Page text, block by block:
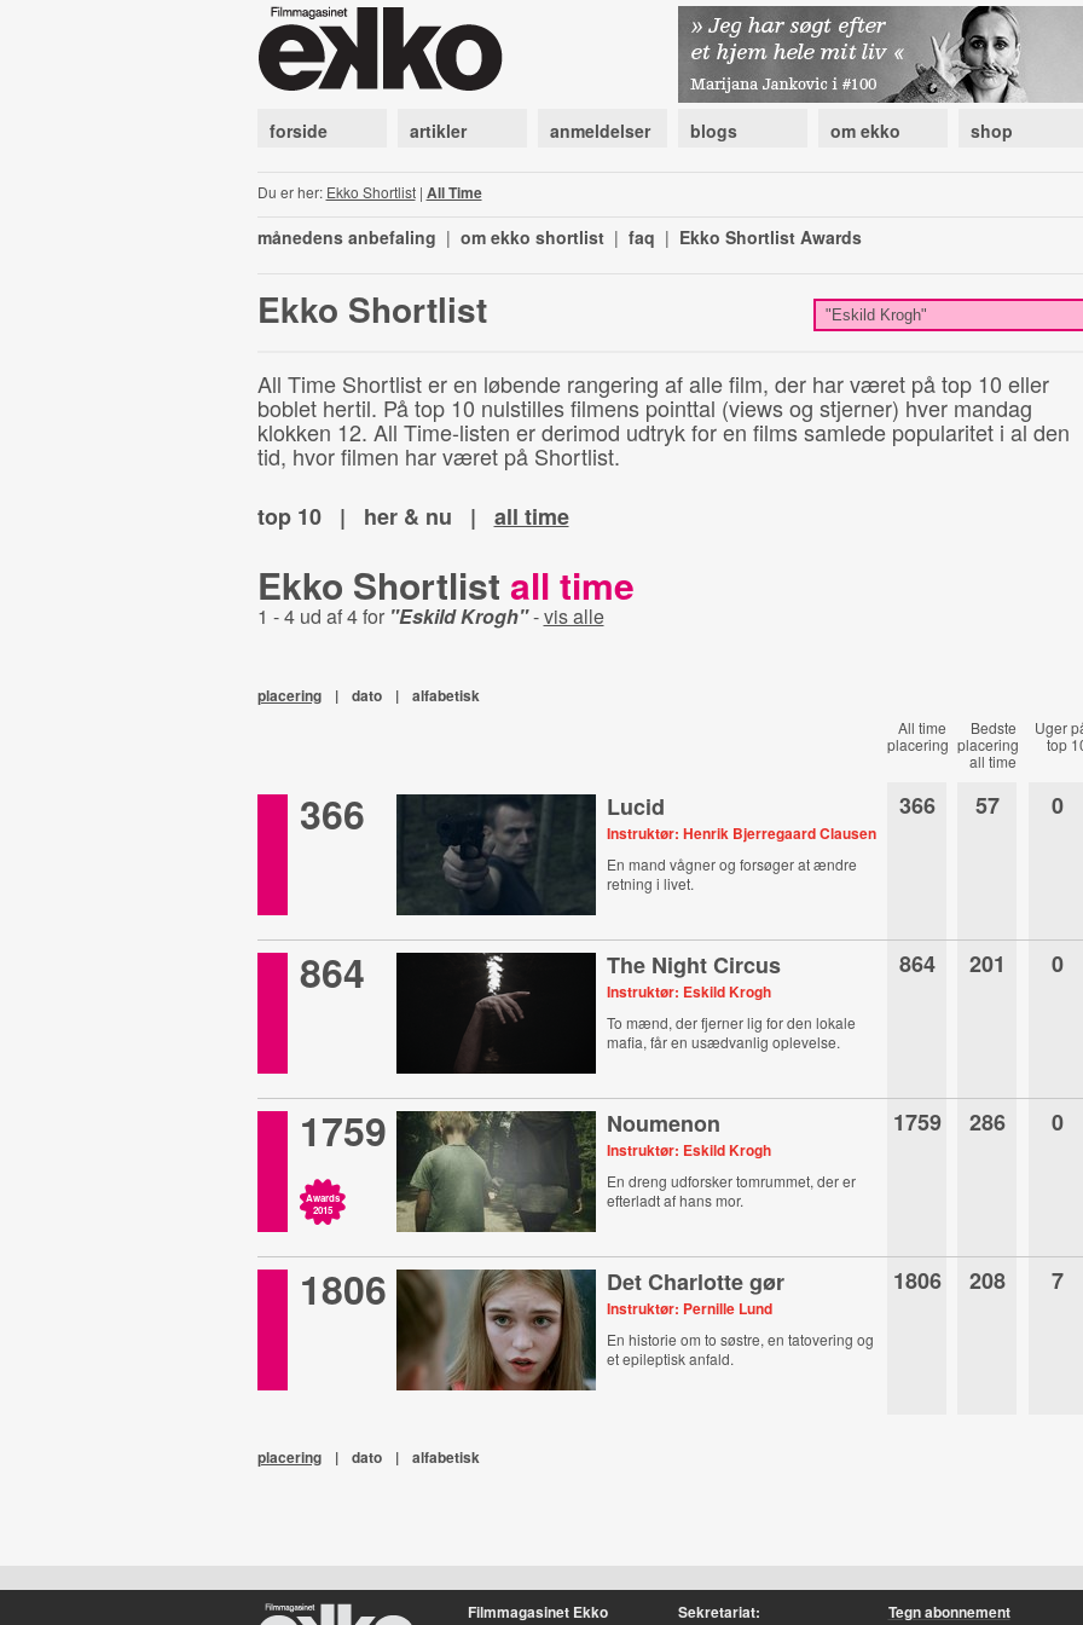
forside artikler anmeldelser blogs om ekko shop
Du er her: Ekko Shortlist| All Time
månedens anbefaling | om ekko shortlist | faq | Ekko Shortlist Awards
Ekko Shortlist
All Time Shortlist er en løbende rangering af alle film, der har været på top 10 eller
boblet hertil. På top 10 nulstilles filmens pointtal (views og stjerner) hver mandag
klokken 12. All Time-listen er derimod udtryk for en films samlede popularitet i al den
tid, hvor filmen har været på Shortlist.
top 10
| her & nu | all time
Ekko Shortlist all time
1 - 4 ud af 4 for "Eskild Krogh"-vis alle
placering | dato | alfabetisk
All time
placering
Bedste
placering
all time
Uger
top
366 Lucid
Instruktør: Henrik Bjerregaard Clausen
En mand vågner og forsøger at ændre
retning i livet.
366 57 0
864 The Night Circus
Instruktør: Eskild Krogh
To mænd, der fjerner lig for den lokale
mafia, får en usædvanlig oplevelse.
864 201 0
1759
Awards
2015
Noumenon
Instruktør: Eskild Krogh
En dreng udforsker tomrummet, der er
efterladt af hans mor.
1759 286 0
1806 Det Charlotte gør
Instruktør: Pernille Lund
En historie om to søstre, en tatovering og
et epileptisk anfald.
1806 208 7
placering | dato | alfabetisk
Filmmagasinet Ekko Sekretariat:
Tegn abonnement